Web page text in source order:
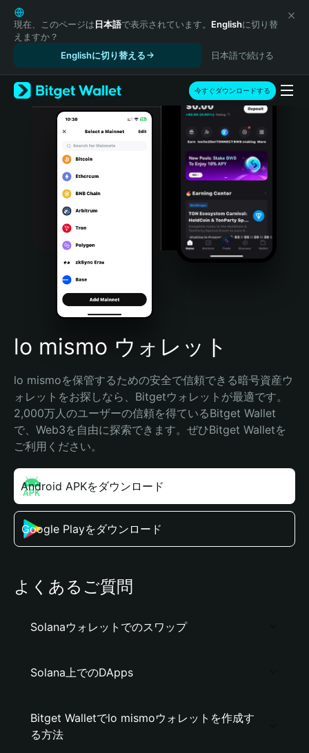
English
日本語
Tiếng Việt
Español (Latinoamérica)
Türkçe
Italiano
Português (Portugal)
Bahasa Indonesia
Português (Brasil)
Español (Argentina)
現在、このページは日本語で表示されています。 Englishに切り替
えますか？
Englishに切り替える
日本語で続ける
今すぐダウンロードする
lo mismo ウォレット
lo mismoを保管するための安全で信頼できる暗号資産ウ
ォレットをお探しなら、Bitgetウォレットが最適です。
2,000万人のユーザーの信頼を得ているBitget Wallet
で、Web3を自由に探索できます。ぜひBitget Walletを
ご利用ください。
Android APKをダウンロード
Google Playをダウンロード
よくあるご質問
Solanaウォレットでのスワップ
Solana上でのDApps
Bitget Walletでlo mismoウォレットを作成す
る方法